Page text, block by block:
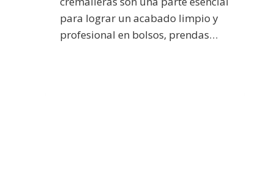
para lograr un acabado limpio y
profesional en bolsos, prendas…